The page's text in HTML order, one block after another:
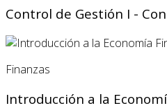
Control de Gestión I -
Finanzas
Introducción a la